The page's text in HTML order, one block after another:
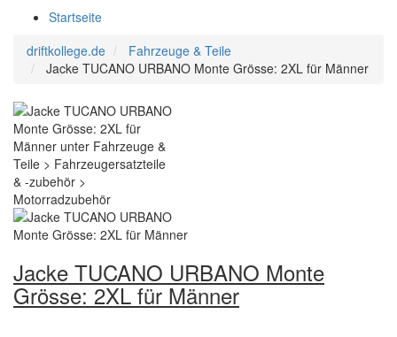
Startseite
driftkollege.de
Fahrzeuge & Teile
Jacke TUCANO URBANO Monte Grösse: 2XL für Männer
Jacke TUCANO URBANO Monte
Grösse: 2XL für Männer